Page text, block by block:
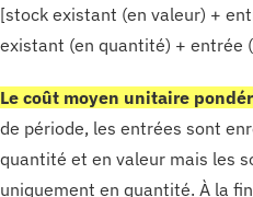
[stock existant (en valeur) +
existant (en quantité) + entrée
Le coût moyen unitaire
de période, les entrées sont
quantité et en valeur mais les
uniquement en quantité. À la